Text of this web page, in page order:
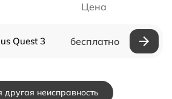
Цена
Quest 3 бесплатно
другая неисправность